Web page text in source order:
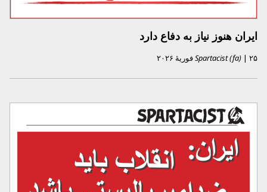
ایران هنوز نیاز به دفاع دارد
Spartacist (fa) | ۲۵ فوریهٔ ۲۰۲۶